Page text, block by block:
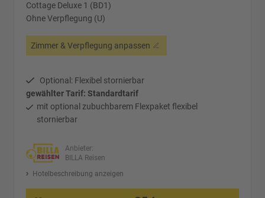
Cottage Deluxe 1 (BD1)
Ohne Verpflegung (U)
Zimmer & Verpflegung anpassen
Optional: Flexibel stornierbar
gewählter Tarif: Standardtarif
mit optional zubuchbarem Flexpaket flexibel
stornierbar
Anbieter:
BILLA Reisen
Hotelbeschreibung anzeigen